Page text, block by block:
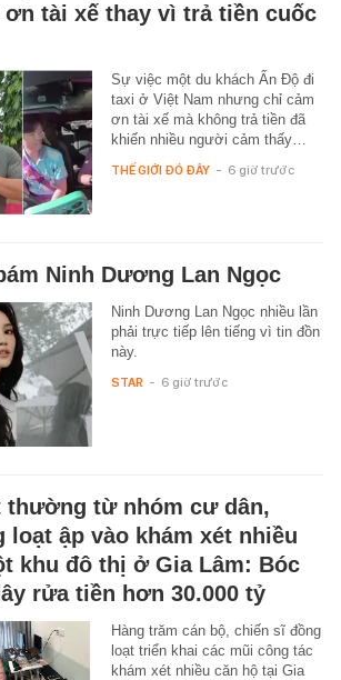
ơn tài xế thay vì trả tiền cuốc
Sự việc một du khách Ấn Độ đi
taxi ở Việt Nam nhưng chỉ cảm
ơn tài xế mà không trả tiền đã
khiến nhiều người cảm thấy…
THẾ GIỚI ĐÓ ĐÂY - 6 giờ trước
Ninh Dương Lan Ngọc
Ninh Dương Lan Ngọc nhiều lần
phải trực tiếp lên tiếng vì tin đồn
này.
STAR - 6 giờ trước
thường từ nhóm cư dân,
loạt ập vào khám xét nhiều
khu đô thị ở Gia Lâm: Bóc
rửa tiền hơn 30.000 tỷ
Hàng trăm cán bộ, chiến sĩ đồng
loạt triển khai các mũi công tác
khám xét nhiều căn hộ tại Gia